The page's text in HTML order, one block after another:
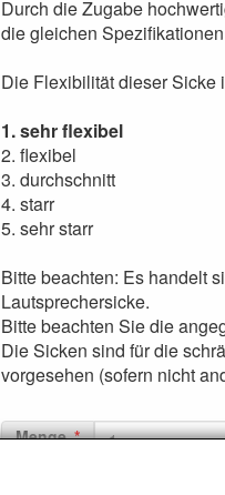
Durch die Zugabe
die gleichen
Die Flexibilität dieser Sicke
1. sehr flexibel
2. flexibel
3. durchschnitt
4. starr
5. sehr starr
Bitte beachten: Es handelt
Lautsprechersicke.
Bitte beachten Sie die
Die Sicken sind für die
vorgesehen (sofern nicht
Menge